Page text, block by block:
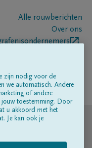
Alle rouwberichten
Over ons
zijn nodig voor de
we automatisch. Andere
of andere
jouw toestemming. Door
u akkoord met het
Je kan ook je